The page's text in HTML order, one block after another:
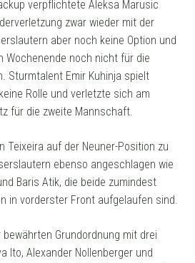
verpflichtete Aleksa Marusic
zwar wieder mit der
aber noch keine Option und
Wochenende noch nicht für die
Sturmtalent Emir Kuhinja spielt
Rolle und verletzte sich am
für die zweite Mannschaft.
Teixeira auf der Neuner-Position zu
ebenso angeschlagen wie
Baris Atik, die beide zumindest
in vorderster Front aufgelaufen sind.
Grundordnung mit drei
Ito, Alexander Nollenberger und